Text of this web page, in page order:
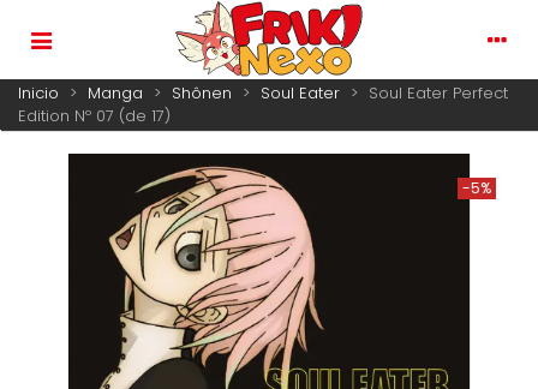
Inicio > Manga > Shônen > Soul Eater > Soul Eater Perfect
Edition Nº 07 (de 17)
-5%